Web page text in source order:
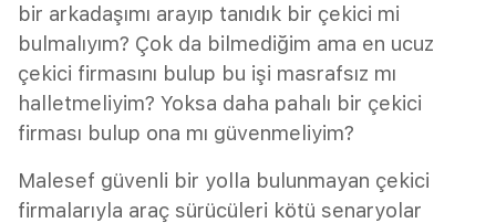
bir arkadaşımı arayıp tanıdık bir çekici mi
bulmalıyım? Çok da bilmediğim ama en ucuz
çekici firmasını bulup bu işi masrafsız mı
halletmeliyim? Yoksa daha pahalı bir çekici
firması bulup ona mı güvenmeliyim?
Malesef güvenli bir yolla bulunmayan çekici
firmalarıyla araç sürücüleri kötü senaryolar